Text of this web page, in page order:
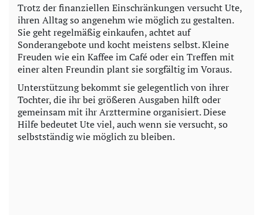
Trotz der finanziellen Einschränkungen versucht Ute,
ihren Alltag so angenehm wie möglich zu gestalten.
Sie geht regelmäßig einkaufen, achtet auf
Sonderangebote und kocht meistens selbst. Kleine
Freuden wie ein Kaffee im Café oder ein Treffen mit
einer alten Freundin plant sie sorgfältig im Voraus.
Unterstützung bekommt sie gelegentlich von ihrer
Tochter, die ihr bei größeren Ausgaben hilft oder
gemeinsam mit ihr Arzttermine organisiert. Diese
Hilfe bedeutet Ute viel, auch wenn sie versucht, so
selbstständig wie möglich zu bleiben.